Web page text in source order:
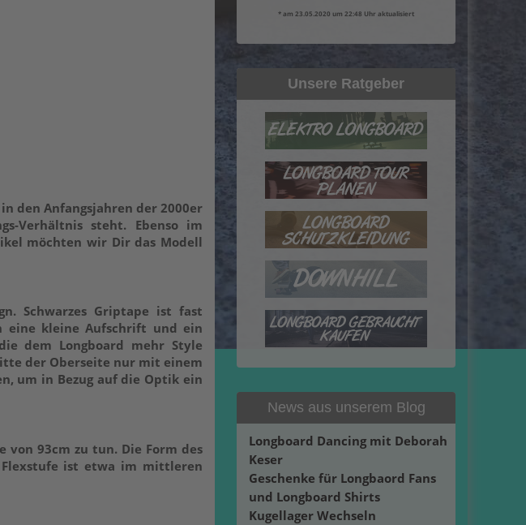
den Anfangsjahren der 2000er
Verhältnis steht. Ebenso im
möchten wir Dir das Modell
Schwarzes Griptape ist fast
eine kleine Aufschrift und ein
dem Longboard mehr Style
der Oberseite nur mit einem
um in Bezug auf die Optik ein
von 93cm zu tun. Die Form des
Flexstufe ist etwa im mittleren
* am 23.05.2020 um 22:48 Uhr aktualisiert
Unsere Ratgeber
News aus unserem Blog
Longboard Dancing mit Deborah
Keser
Geschenke für Longbaord Fans
und Longboard Shirts
Kugellager Wechseln